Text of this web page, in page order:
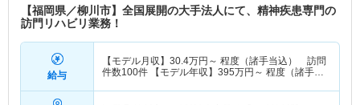
【福岡県／柳川市】全国展開の大手法人にて、精神疾患専門の
訪門リハビリ業務！
給与
【モデル月収】 30.4万円～ 程度（諸手当込） 訪問
件数100件 【モデル年収】 395万円～ 程度（諸手当